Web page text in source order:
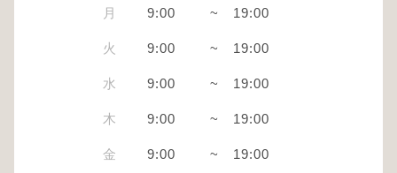
月 9:00 ~ 19:00
火 9:00 ~ 19:00
水 9:00 ~ 19:00
木 9:00 ~ 19:00
金 9:00 ~ 19:00